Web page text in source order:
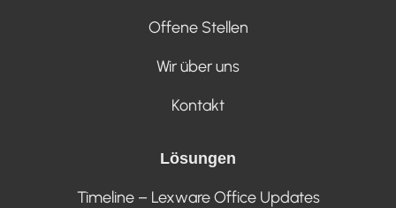
Offene Stellen
Wir über uns
Kontakt
Lösungen
Timeline – Lexware Office Updates